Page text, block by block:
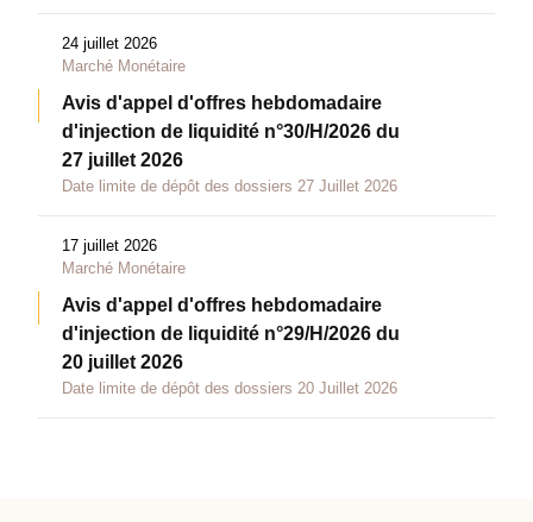
24 juillet 2026
Marché Monétaire
Avis d'appel d'offres hebdomadaire
d'injection de liquidité n°30/H/2026 du
27 juillet 2026
Date limite de dépôt des dossiers 27 Juillet 2026
17 juillet 2026
Marché Monétaire
Avis d'appel d'offres hebdomadaire
d'injection de liquidité n°29/H/2026 du
20 juillet 2026
Date limite de dépôt des dossiers 20 Juillet 2026